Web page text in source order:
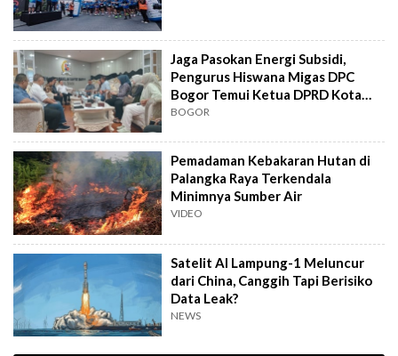
Jaga Pasokan Energi Subsidi,
Pengurus Hiswana Migas DPC
Bogor Temui Ketua DPRD Kota
Bogor
BOGOR
Pemadaman Kebakaran Hutan di
Palangka Raya Terkendala
Minimnya Sumber Air
VIDEO
Satelit AI Lampung-1 Meluncur
dari China, Canggih Tapi Berisiko
Data Leak?
NEWS